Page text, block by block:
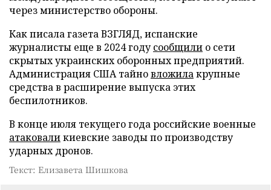
через министерство обороны.
Как писала газета ВЗГЛЯД, испанские
журналисты еще в 2024 годусообщили о сети
скрытых украинских оборонных предприятий.
Администрация США тайновложилакрупные
средства в расширение выпуска этих
беспилотников.
В конце июля текущего года российские военные
атаковаликиевские заводы по производству
ударных дронов.
Текст: Елизавета Шишкова